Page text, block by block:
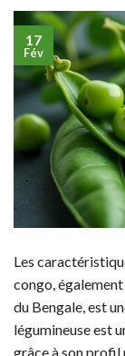
17
Fév
Les
congo, également
du Bengale, est
légumineuse est
grâce à son profil